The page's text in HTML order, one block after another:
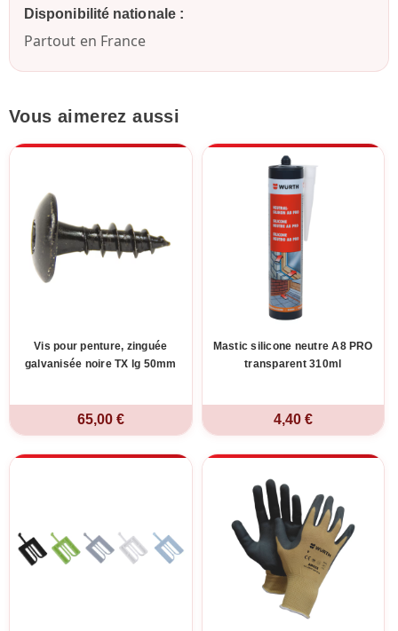
Disponibilité nationale :
Partout en France
Vous aimerez aussi
Vis pour penture, zinguée
galvanisée noire TX lg 50mm
65,00 €
Mastic silicone neutre A8 PRO
transparent 310ml
4,40 €